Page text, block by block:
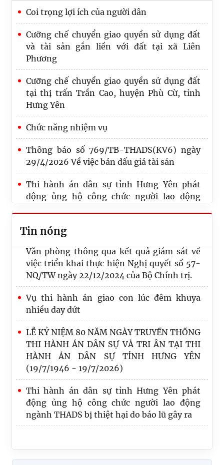
Coi trọng lợi ích của người dân
Cưỡng chế chuyển giao quyền sử dụng đất
và tài sản gắn liền với đất tại xã Liên
Phương
Cưỡng chế chuyển giao quyền sử dụng đất
tại thị trấn Trần Cao, huyện Phù Cừ, tỉnh
Hưng Yên
Chức năng nhiệm vụ
Thông báo số 769/TB-THADS(KV6) ngày
29/4/2026 Về việc bán dấu giá tài sản
Thi hành án dân sự tỉnh Hưng Yên phát
động ủng hộ công chức người lao động
Tin nóng
Thư chúc mừng của Bộ trưởng Bộ Tư pháp
nhân kỷ niệm 80 năm Ngày truyền thống
Thi hành án dân sự
Đoàn giám sát theo Quyết định số 10-QĐ/
ĐU ngày 11/6/2026 của Đảng ủy Thi hành
án dân sự tỉnh Hưng Yên làm việc với Chi bộ
Văn phòng thông qua kết quả giám sát về
việc triển khai thực hiện Nghị quyết số 57-
NQ/TW ngày 22/12/2024 của Bộ Chính trị.
Vụ thi hành án giao con lúc đêm khuya
nhiều day dứt
LỄ KỶ NIỆM 80 NĂM NGÀY TRUYỀN THỐNG
THI HÀNH ÁN DÂN SỰ VÀ TRI ÂN TẠI THI
HÀNH ÁN DÂN SỰ TỈNH HƯNG YÊN
(19/7/1946 - 19/7/2026)
Thi hành án dân sự tỉnh Hưng Yên phát
động ủng hộ công chức người lao động
ngành THADS bị thiệt hại do báo lũ gây ra